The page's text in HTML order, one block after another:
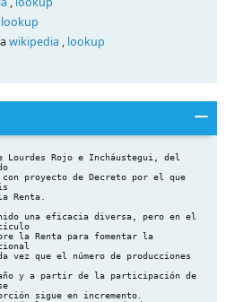
lookup
wikipedia , lookup
en movimiento, que desplazó la palabra. Hubo obras sin palabras, o sin luz o sin actores, sólo maniquíes y muñecos en una instalación con múltiples juegos de luces. “La tecnología intentó convertir al teatro en fuego de artificio o en espectáculo de feria. “Hoy asistimos a la vuelta del actor frente al espectador. Hoy presenciamos el retorno de la palabra sobre el escenario. “El teatro ha renunciado a la comunicación masiva y ha reconocido sus propios límites que le impone la presencia de dos seres frente a sí que se comunican sentimientos, emociones, sueños y esperanzas. “El arte escénico está dejando de contar historias para debatir ideas. El teatro conmueve, ilumina, incomoda, perturba, exalta, revela, provoca, trasgrede. Es una conversación compartida con la sociedad. “El teatro es la primera de las artes que se enfrenta con la nada, las sombras y el silencio para que surjan la palabra, el movimiento, las luces y la vida. El teatro es un hecho vivo que se consume a sí mismo mientras se produce, pero siempre renace de las cenizas. Es una comunicación mágica en la que cada persona da y recibe algo que la transforma. “El teatro refleja la angustia existencial del hombre y desentraña la condición humana. A través del teatro, no hablan sus creadores, sino la sociedad de su tiempo. “El teatro tiene enemigos visibles, la ausencia de educación artística en la niñez, que impide descubrirlo y gozarlo; la pobreza que invade al mundo, alejando a los espectadores de las butacas y la indiferencia y el desprecio de los gobiernos que deben promoverlo. “En el teatro hablaron los dioses y los hombres, pero ahora el hombre habla a otros hombres. Por eso el teatro tiene que ser más grande y mejor que la vida misma. El teatro es un acto de fe en el valor de una palabra sensata en un mundo demente. Es un acto de fe en los seres humanos que son responsables de su destino. “Hay que vivir el teatro para entender qué nos está pasando, para transmitir el dolor que está en el aire, pero también para vislumbrar un rayo de esperanza en el caos y pesadilla cotidiana.” Hasta aquí las palabras de un dramaturgo, de un hombre que encontró el teatro en un pueblo de la serranía chihuahuense, encuentro que lo movió a estudiar para ser profesor primero y abogado después, que lo llevó a salir de su pueblo para darle al mundo una obra ejemplar que no es sino la búsqueda de ese paraíso perdido que para él estaba en la educación artística que poco a poco fue sacada de las escuelas por criterios que crecientemente han considerado que la educación más que un proceso de formación es una tarea de domesticación de los educandos. Con las palabras de Rascón Banda, compartiendo su inquietud en cuanto a que el proceso educativo debe abrir horizontes, me permito someter a esta soberanía una iniciativa con proyecto de decreto para que se establezca un estímulo fiscal que permita revitalizar el teatro mexicano, actividad que como el cine y otras expresiones artísticas, rebasa lo cultural e incide en la vida económica del país. Recuperemos en esta iniciativa el espíritu vasconceliano y de aquellos maestros que como verdaderos misioneros de la educación y la cultura se entregaron a la muy alta tarea de compartir su vida con la gente más necesitada de otras experiencias, de experiencias profundas que le permitan aspirar a la libertad. Tengo la profunda convicción de que un estímulo fiscal como el que se propone tendrá efectos benéficos no solo para la comunidad teatral, nada más lejano de mi ánimo que beneficiar a un sector, sino para el desarrollo de nuestra vida social, cultural y educativa; sé que con este estímulo se estará dando el medio para realizar acciones concretas orientadas a darle eficacia y garantizar el derecho constitucional de acceso a la cultura a los mexicanos. Dada la eficacia que ya he señalado respecto al artículo 226 de la Ley del Impuesto Sobre la Renta, considero que el estímulo fiscal para el teatro que propongo bien puede ser similar, tanto en su texto como en sus reglas de operación; de lo que se trata es de acortar el camino de los recursos económicos, evitar los vaivenes anuales del presupuesto y garantizar la transparencia en el otorgamiento de apoyos a la producción teatral. El monto total del estímulo, 50 millones de pesos, corresponde al hecho de que se requiere menos recursos para montar una obra de teatro que para producir una película, en tanto que se propone como límite por proyecto la cantidad de 2 millones de pesos, cantidad suficiente para que un montaje sea viable y pueda cumplir con los propósitos que se han planteado en la presente exposición de motivos. Es incuestionable que un proyecto teatral requiere de recursos para sus inicios, desarrollo y sobrevivencia; si alguna duda hubiera al respecto, el teatro llamado “comercial” nos demuestra que con recursos suficientes un montaje llega a tener recuperación para poder emprender nuevos proyectos; sé que el teatro, con este estímulo fiscal puede llegar a ser autosustentable en la medida que propicie la formación de un público ávido de teatro. Para que el teatro adquiera fortaleza y pueda aspirar a financiarse a sí mismo, req